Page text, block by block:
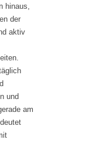
hinaus,
der
aktiv
und
am